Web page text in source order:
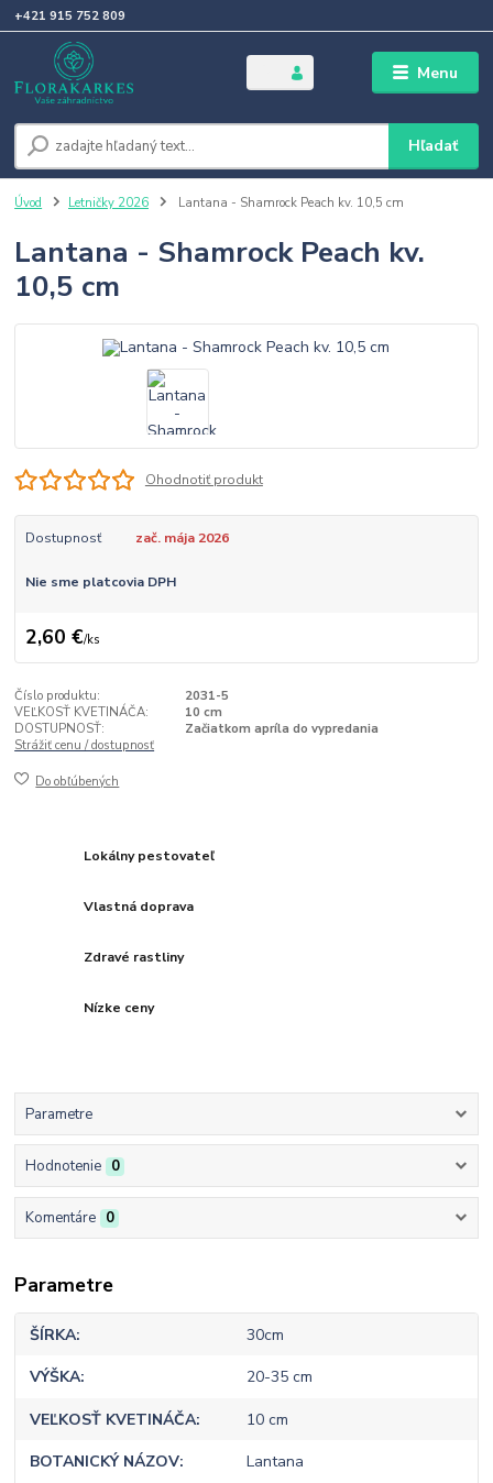
Menu
Hľadať
+421 915 752 809
Úvod Letničky 2026 Lantana - Shamrock Peach kv. 10,5 cm
Lantana - Shamrock Peach kv.
10,5 cm
Ohodnotiť produkt
Dostupnosť zač. mája 2026
Nie sme platcovia DPH
2,60 €/ks
Číslo produktu:
2031-5
VEĽKOSŤ KVETINÁČA:
10 cm
DOSTUPNOSŤ:
Začiatkom apríla do vypredania
Strážiť cenu / dostupnosť
Do obľúbených
Lokálny pestovateľ
Vlastná doprava
Zdravé rastliny
Nízke ceny
Parametre
Hodnotenie 0
Komentáre 0
Parametre
ŠÍRKA 30cm
VÝŠKA 20-35 cm
VEĽKOSŤ KVETINÁČA 10 cm
BOTANICKÝ NÁZOV Lantana